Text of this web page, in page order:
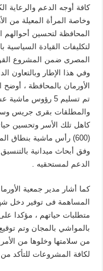
كافة أوجه الدعم والرعاية
وخاصة المرأة المعيلة من
المحافظة لتحسين أحوالهم
لتكليفات القيادة السياسية
المصرى ضمن المشروع
وفي هذا الإطار وبالتعاون
الأورمان بالمحافظة ، أوضح
تم تسليم 5 رؤوس
والمطلقات بقرى جريس
كاهل تلك الأسر وتحسين
(600) رأس ماشية بنطاق
وفق أبحاث ميدانية
الدعم لمستحقيه .
كما أشار مدير جمعية
المساهمة فى توفير دخل
متطلبات حياتهم ، مؤكدا
بالمواشي بالمجان وتم
من سلامتها وخلوها من
لكافة المشروعات للتأكد من